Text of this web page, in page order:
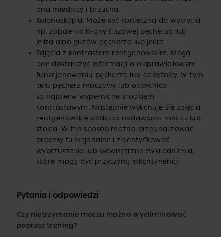
dna miednicy i brzucha.
Kolonoskopia. Może być konieczna do wykrycia
np. zapalenia błony śluzowej pęcherza lub
jelita albo guzów pęcherza lub jelita.
Zdjęcia z kontrastem rentgenowskim. Mogą
one dostarczyć informacji o nieprawidłowym
funkcjonowaniu pęcherza lub odbytnicy. W tym
celu pęcherz moczowy lub odbytnica
są najpierw wypełniane środkiem
kontrastowym. Następnie wykonuje się zdjęcia
rentgenowskie podczas oddawania moczu lub
stolca. W ten sposób można przeanalizować
procesy funkcjonalne i zidentyfikować
wybrzuszenia lub wewnętrzne zwyrodnienia,
które mogą być przyczyną inkontynencji.
Pytania i odpowiedzi
Czy nietrzymanie moczu można wyeliminować
poprzez trening?